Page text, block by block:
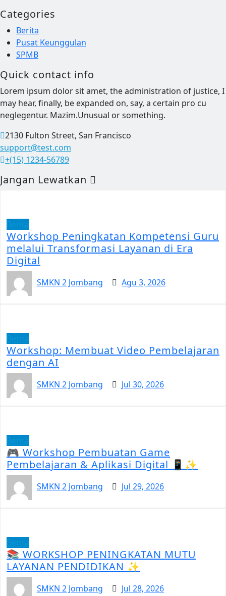
Categories
Berita
Pusat Keunggulan
SPMB
Quick contact info
Lorem ipsum dolor sit amet, the administration of justice, I
may hear, finally, be expanded on, say, a certain pro cu
neglegentur. Mazim.Unusual or something.
2130 Fulton Street, San Francisco
support@test.com
+(15) 1234-56789
Jangan Lewatkan
Workshop Peningkatan Kompetensi Guru
melalui Transformasi Layanan di Era
Digital
SMKN 2 Jombang Agu 3, 2026
Workshop: Membuat Video Pembelajaran
dengan AI
SMKN 2 Jombang Jul 30, 2026
🎮 Workshop Pembuatan Game
Pembelajaran & Aplikasi Digital 📱✨
SMKN 2 Jombang Jul 29, 2026
📚 WORKSHOP PENINGKATAN MUTU
LAYANAN PENDIDIKAN ✨
SMKN 2 Jombang Jul 28, 2026